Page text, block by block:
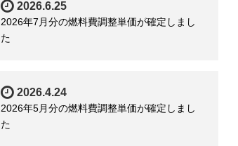
2026.6.25
2026年7月分の燃料費調整単価が確定しまし
た
2026.4.24
2026年5月分の燃料費調整単価が確定しまし
た